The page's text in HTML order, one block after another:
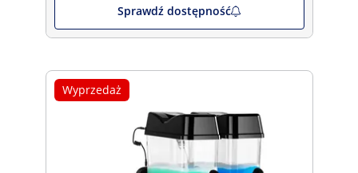
Sprawdź dostępność
Wyprzedaż